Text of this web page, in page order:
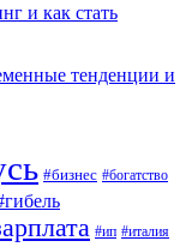
и как стать
тенденции и
#бизнес #богатство
#ип #италия